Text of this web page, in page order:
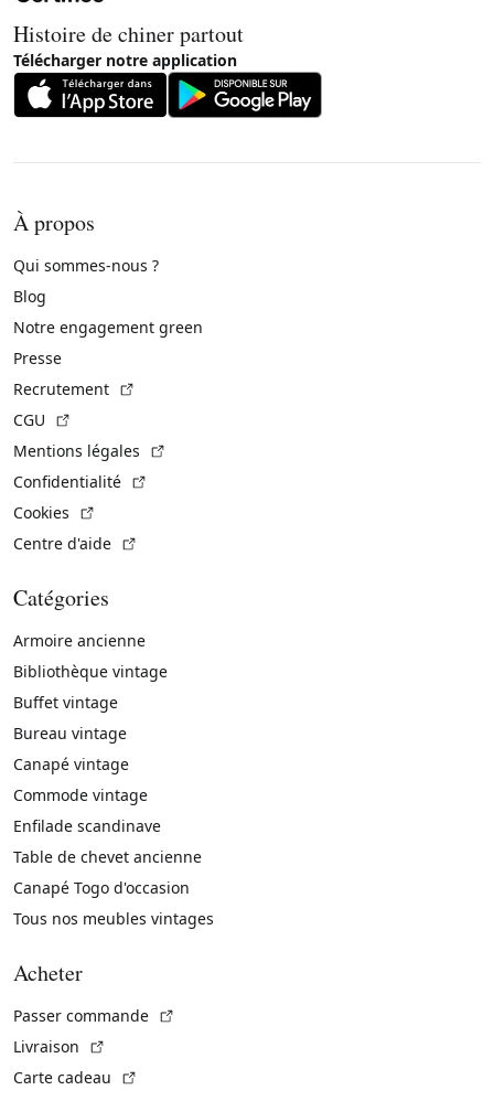
Histoire de chiner partout
Télécharger notre application
À propos
Qui sommes-nous ?
Blog
Notre engagement green
Presse
Recrutement
CGU
Mentions légales
Confidentialité
Cookies
Centre d'aide
Catégories
Armoire ancienne
Bibliothèque vintage
Buffet vintage
Bureau vintage
Canapé vintage
Commode vintage
Enfilade scandinave
Table de chevet ancienne
Canapé Togo d'occasion
Tous nos meubles vintages
Acheter
Passer commande
Livraison
Carte cadeau